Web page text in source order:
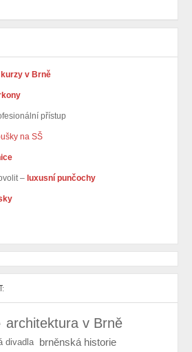
kurzy v Brně
přístup
na SŠ
– luxusní punčochy
architektura v Brně
divadla brněnská historie